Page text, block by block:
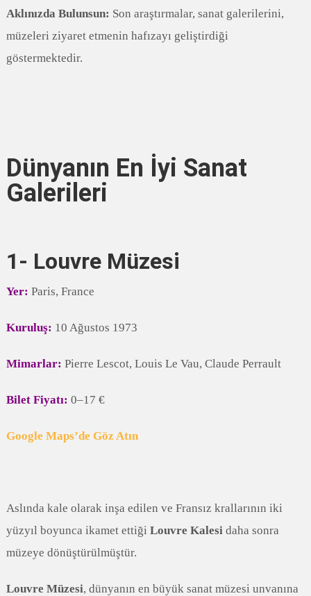
Aklınızda Bulunsun: Son araştırmalar, sanat galerilerini,
müzeleri ziyaret etmenin hafızayı geliştirdiği
göstermektedir.
Dünyanın En İyi Sanat
Galerileri
1- Louvre Müzesi
Yer: Paris, France
Kuruluş: 10 Ağustos 1973
Mimarlar: Pierre Lescot, Louis Le Vau, Claude Perrault
Bilet Fiyatı: 0–17 €
Google Maps’de Göz Atın
Aslında kale olarak inşa edilen ve Fransız krallarının iki
yüzyıl boyunca ikamet ettiği Louvre Kalesi daha sonra
müzeye dönüştürülmüştür.
Louvre Müzesi, dünyanın en büyük sanat müzesi unvanına